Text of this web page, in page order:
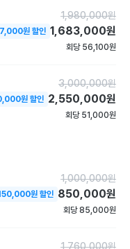
해하기 쉽게, 그리1,980,000원
원 할인 1,683,000원
회당 56,100원
3,000,000원
원 할인 2,550,000원
회당 51,000원
1,000,000원
원 할인 850,000원
회당 85,000원
1,760,000원